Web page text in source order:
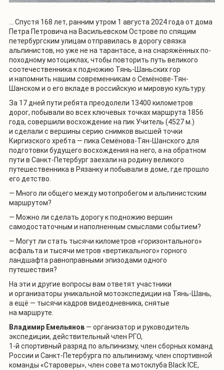
… Спустя 168 лет, ранним утром 1 августа 2024 года от дома
Петра Петровича на Васильевском Острове по спящим
петербургским улицам отправилась в дорогу связка
альпинистов, но уже не на тарантасе, а на снаряжённых по-
походному мотоциклах, чтобы повторить путь великого
соотечественника к подножию Тянь-Шаньских гор
и напомнить нашим современникам о Семёнове-Тян-
Шанском и о его вкладе в российскую и мировую культуру.
За 17 дней пути ребята преодолели 13400 километров
дорог, побывали во всех ключевых точках маршрута 1856
года, совершили восхождение на пик Учитель (4527 м.)
и сделали с вершины серию снимков высшей точки
Киргизского хребта — пика Семёнова-Тян-Шанского для
подготовки будущего восхождения на него, а на обратном
пути в Санкт-Петербург заехали на родину великого
путешественника в Рязанку и побывали в доме, где прошло
его детство.
— Много ли общего между мотопробегом и альпинистским
маршрутом?
— Можно ли сделать дорогу к подножию вершин
самодостаточным и наполненным смыслами событием?
— Могут ли стать тысячи километров «горизонтального»
асфальта и тысячи метров «вертикального» горного
ландшафта равноправными эпизодами одного
путешествия?
На эти и другие вопросы вам ответят участники
и организаторы уникальной мотоэкспедиции на Тянь-Шань,
а ещё — тысячи кадров видеодневника, снятые
на маршруте.
Владимир Емельянов — организатор и руководитель
экспедиции, действительный член РГО,
1-й спортивный разряд по альпинизму, член сборных команд
России и Санкт-Петербурга по альпинизму, член спортивной
команды «Староверы», член совета мотоклуба Black ICE,